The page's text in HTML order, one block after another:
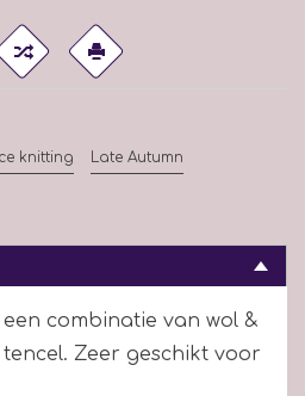
knitting
Late Autumn
combinatie van wol &
tencel. Zeer geschikt voor